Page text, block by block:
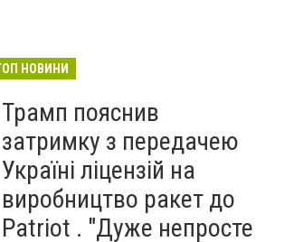
НОВИНИ
Трамп пояснив
затримку з передачею
Україні ліцензій на
виробництво ракет до
Patriot . "Дуже непросте